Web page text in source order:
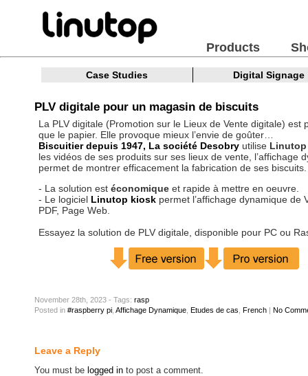
Products
Case Studies Digital Signage
PLV digitale pour un magasin de biscuits
La PLV digitale (Promotion sur le Lieux de Vente digitale) est
que le papier. Elle provoque mieux l’envie de goûter…
Biscuitier depuis 1947, La société Desobry utilise Linutop
les vidéos de ses produits sur ses lieux de vente, l’affichage
permet de montrer efficacement la fabrication de ses biscuits.
- La solution est économique et rapide à mettre en oeuvre.
- Le logiciel Linutop kiosk permet l’affichage dynamique de
PDF, Page Web.
Essayez la solution de PLV digitale, disponible pour PC ou
November 28th, 2023 - Tags: rasp
Posted in #raspberry pi Affichage Dynamique Etudes de cas French | No
Leave a Reply
You must be logged in to post a comment.